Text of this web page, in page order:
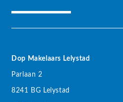
Dop Makelaars Lelystad
Parlaan 2
8241 BG Lelystad